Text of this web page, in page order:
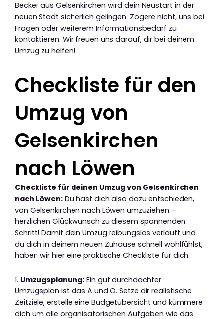
Becker aus Gelsenkirchen wird dein Neustart in der
neuen Stadt sicherlich gelingen. Zögere nicht, uns bei
Fragen oder weiterem Informationsbedarf zu
kontaktieren. Wir freuen uns darauf, dir bei deinem
Umzug zu helfen!
Checkliste für den
Umzug von
Gelsenkirchen
nach Löwen
Checkliste für deinen Umzug von Gelsenkirchen
nach Löwen: Du hast dich also dazu entschieden,
von Gelsenkirchen nach Löwen umzuziehen –
herzlichen Glückwunsch zu diesem spannenden
Schritt! Damit dein Umzug reibungslos verläuft und
du dich in deinem neuen Zuhause schnell wohlfühlst,
haben wir hier eine praktische Checkliste für dich.
1. Umzugsplanung: Ein gut durchdachter
Umzugsplan ist das A und O. Setze dir realistische
Zeitziele, erstelle eine Budgetübersicht und kümmere
dich um alle organisatorischen Aufgaben wie das